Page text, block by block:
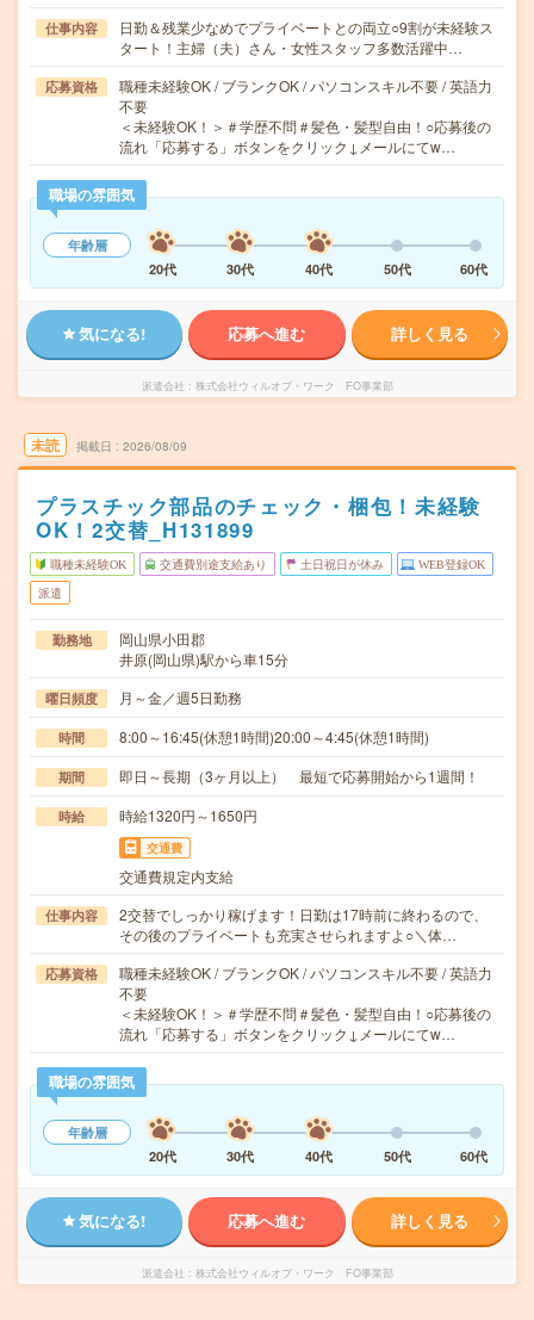
仕事内容
日勤＆残業少なめでプライベートとの両立○9割が未経験ス
タート！主婦（夫）さん・女性スタッフ多数活躍中…
応募資格
職種未経験OK / ブランクOK / パソコンスキル不要 / 英語力
不要
＜未経験OK！＞＃学歴不問＃髪色・髪型自由！○応募後の
流れ「応募する」ボタンをクリック↓メールにてw…
職場の雰囲気
年齢層
20代
30代 40代 50代 60代
気になる! 応募へ進む 詳しく見る
派遣会社 株式会社ウィルオブ・ワーク FO事業部
未読 掲載日 2026/08/09
プラスチック部品のチェック・梱包！未経験
OK！2交替_H131899
職種未経験OK 交通費別途支給あり 土日祝日が休み WEB登録OK
派遣
勤務地
岡山県小田郡
井原(岡山県)駅から車15分
曜日頻度 月～金／週5日勤務
時間 8:00～16:45(休憩1時間)20:00～4:45(休憩1時間)
期間 即日～長期（3ヶ月以上） 最短で応募開始から1週間！
時給 時給1320円～1650円
交通費
交通費規定内支給
仕事内容
2交替でしっかり稼げます！日勤は17時前に終わるので、
その後のプライベートも充実させられますよ○＼体…
応募資格
職種未経験OK / ブランクOK / パソコンスキル不要 / 英語力
不要
＜未経験OK！＞＃学歴不問＃髪色・髪型自由！○応募後の
流れ「応募する」ボタンをクリック↓メールにてw…
職場の雰囲気
年齢層
20代
30代 40代 50代 60代
気になる! 応募へ進む 詳しく見る
派遣会社 株式会社ウィルオブ・ワーク FO事業部